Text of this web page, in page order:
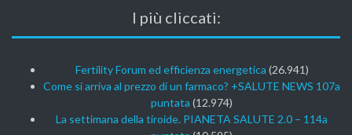
I più cliccati:
Fertility Forum ed efficienza energetica (26.941)
Come si arriva al prezzo di un farmaco? +SALUTE NEWS 107a
puntata (12.974)
La settimana della tiroide. PIANETA SALUTE 2.0 – 114a